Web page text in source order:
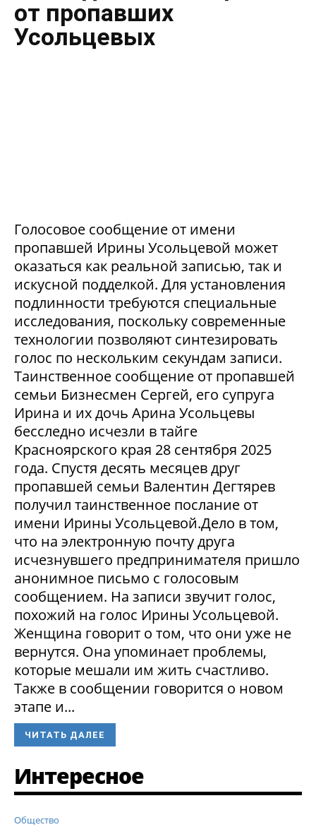
от пропавших
Усольцевых
Голосовое сообщение от имени
пропавшей Ирины Усольцевой может
оказаться как реальной записью, так и
искусной подделкой. Для установления
подлинности требуются специальные
исследования, поскольку современные
технологии позволяют синтезировать
голос по нескольким секундам записи.
Таинственное сообщение от пропавшей
семьи Бизнесмен Сергей, его супруга
Ирина и их дочь Арина Усольцевы
бесследно исчезли в тайге
Красноярского края 28 сентября 2025
года. Спустя десять месяцев друг
пропавшей семьи Валентин Дегтярев
получил таинственное послание от
имени Ирины Усольцевой.Дело в том,
что на электронную почту друга
исчезнувшего предпринимателя пришло
анонимное письмо с голосовым
сообщением. На записи звучит голос,
похожий на голос Ирины Усольцевой.
Женщина говорит о том, что они уже не
вернутся. Она упоминает проблемы,
которые мешали им жить счастливо.
Также в сообщении говорится о новом
этапе и...
ЧИТАТЬ ДАЛЕЕ
Интересное
Общество